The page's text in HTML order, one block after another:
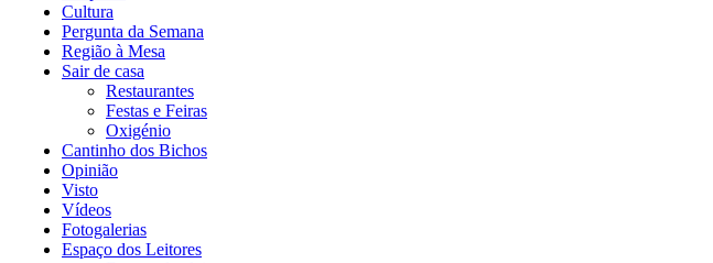
Cultura
Pergunta da Semana
Região à Mesa
Sair de casa
Restaurantes
Festas e Feiras
Oxigénio
Cantinho dos Bichos
Opinião
Visto
Vídeos
Fotogalerias
Espaço dos Leitores